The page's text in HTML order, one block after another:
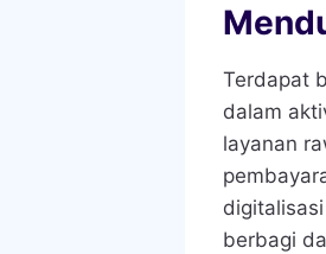
Terdapat
dalam
layanan
berbagi